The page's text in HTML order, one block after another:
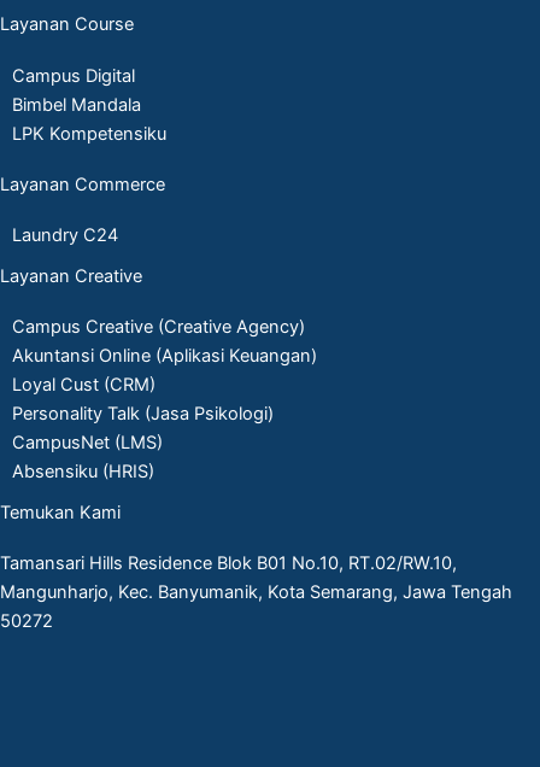
Layanan Course
Campus Digital
Bimbel Mandala
LPK Kompetensiku
Layanan Commerce
Laundry C24
Layanan Creative
Campus Creative (Creative Agency)
Akuntansi Online (Aplikasi Keuangan)
Loyal Cust (CRM)
Personality Talk (Jasa Psikologi)
CampusNet (LMS)
Absensiku (HRIS)
Temukan Kami
Tamansari Hills Residence Blok B01 No.10, RT.02/RW.10,
Mangunharjo, Kec. Banyumanik, Kota Semarang, Jawa Tengah
50272